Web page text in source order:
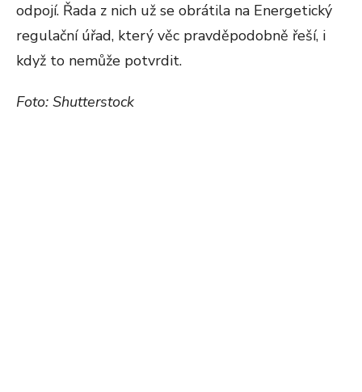
odpojí. Řada z nich už se obrátila na Energetický
regulační úřad, který věc pravděpodobně řeší, i
když to nemůže potvrdit.
Foto: Shutterstock